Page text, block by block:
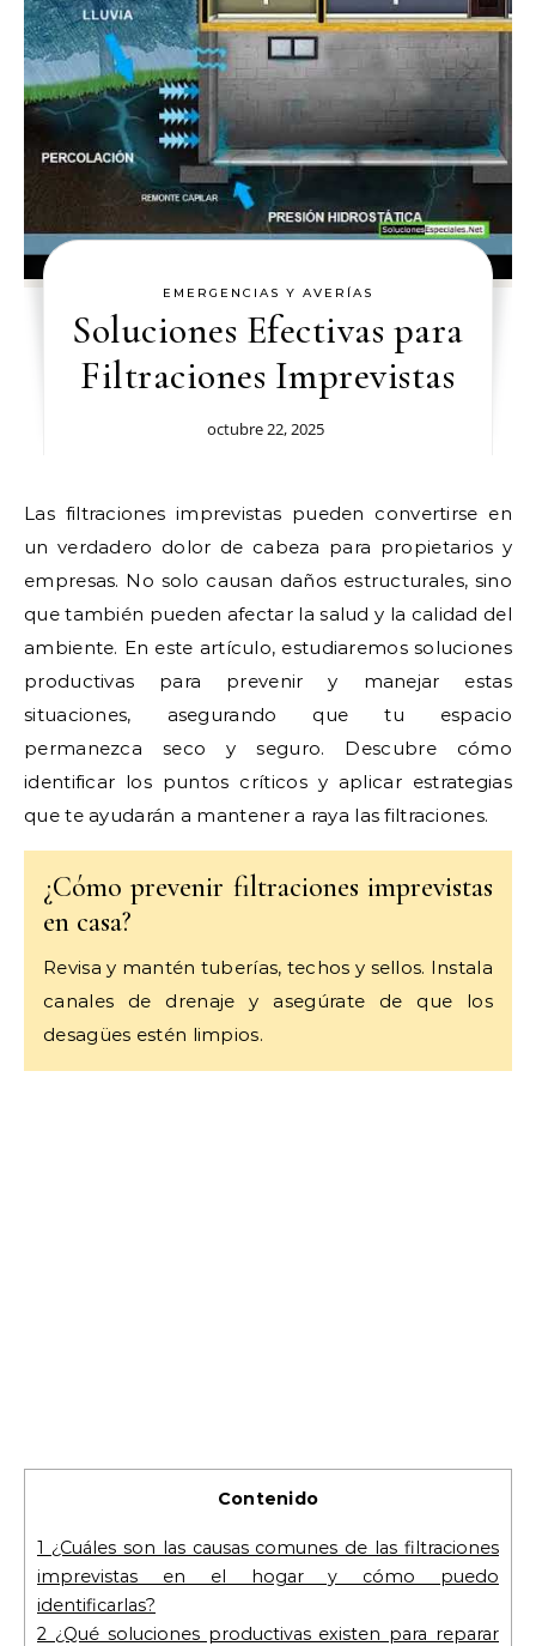
EMERGENCIAS Y AVERÍAS
Soluciones Efectivas para
Filtraciones Imprevistas
octubre 22, 2025
Las filtraciones imprevistas pueden convertirse en
un verdadero dolor de cabeza para propietarios y
empresas. No solo causan daños estructurales, sino
que también pueden afectar la salud y la calidad del
ambiente. En este artículo, estudiaremos soluciones
productivas para prevenir y manejar estas
situaciones, asegurando que tu espacio
permanezca seco y seguro. Descubre cómo
identificar los puntos críticos y aplicar estrategias
que te ayudarán a mantener a raya las filtraciones.
¿Cómo prevenir filtraciones imprevistas
en casa?
Revisa y mantén tuberías, techos y sellos. Instala
canales de drenaje y asegúrate de que los
desagües estén limpios.
Contenido
1 ¿Cuáles son las causas comunes de las filtraciones
imprevistas en el hogar y cómo puedo
identificarlas?
2 ¿Qué soluciones productivas existen para reparar